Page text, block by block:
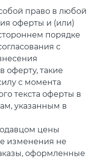
право в любой
оферты и (или)
порядке
с
оферту, такие
с момента
текста оферты в
указанным в
цены
изменения не
оформленные